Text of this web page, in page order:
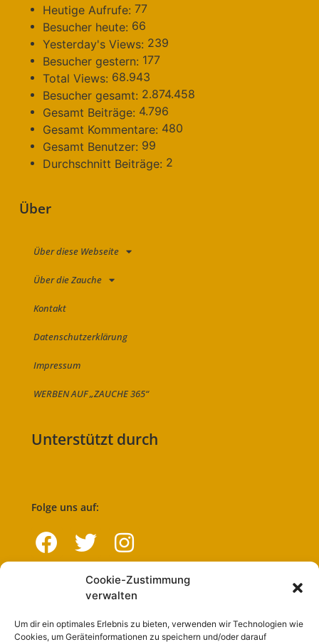
Cookie-Zustimmung
verwalten
Um dir ein optimales Erlebnis zu bieten, verwenden wir Technologien wie
Cookies, um Geräteinformationen zu speichern und/oder darauf
Heutige Aufrufe: 77
Besucher heute: 66
Yesterday's Views: 239
Besucher gestern: 177
Total Views: 68.943
Besucher gesamt: 2.874.458
Gesamt Beiträge: 4.796
Gesamt Kommentare: 480
Gesamt Benutzer: 99
Durchschnitt Beiträge: 2
Über
Über diese Webseite
Über die Zauche
Kontakt
Datenschutzerklärung
Impressum
WERBEN AUF „ZAUCHE 365“
Unterstützt durch
Folge uns auf:
Navigation
Start